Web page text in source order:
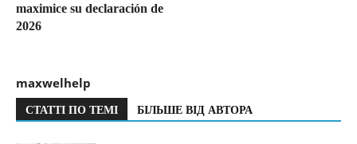
maximice su declaración de
2026
maxwelhelp
СТАТТІ ПО ТЕМІ БІЛЬШЕ ВІД АВТОРА